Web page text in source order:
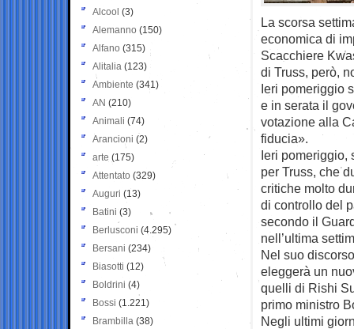
La scorsa
economica di
Scacchiere
di Truss, però,
Ieri pomeriggio
e in serata il
votazione alla
fiducia».
Ieri pomeriggio,
per Truss, che
critiche molto
di controllo del
secondo il
nell’ultima
Nel suo
eleggerà un
quelli di Rishi
primo ministro
Negli ultimi
Alcool (3)
Alemanno (150)
Alfano (315)
Alitalia (123)
Ambiente (341)
AN (210)
Animali (74)
Arancioni (2)
arte (175)
Attentato (329)
Auguri (13)
Batini (3)
Berlusconi (4.295)
Bersani (234)
Biasotti (12)
Boldrini (4)
Bossi (1.221)
Brambilla (38)